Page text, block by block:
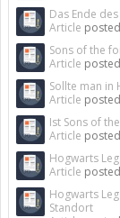
Das Ende
Article posted
Sons of the
Article posted
Sollte man in
Article posted
Ist Sons of
Article posted
Hogwarts
Article posted
Hogwarts
Standort